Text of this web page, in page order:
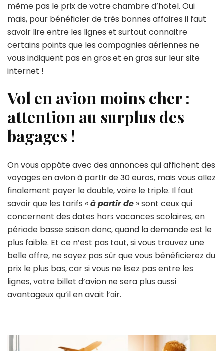
même pas le prix de votre chambre d’hotel. Oui
mais, pour bénéficier de très bonnes affaires il faut
savoir lire entre les lignes et surtout connaitre
certains points que les compagnies aériennes ne
vous indiquent pas en gros et en gras sur leur site
internet !
Vol en avion moins cher :
attention au surplus des
bagages !
On vous appâte avec des annonces qui affichent des
voyages en avion à partir de 30 euros, mais vous allez
finalement payer le double, voire le triple. Il faut
savoir que les tarifs «à partir de » sont ceux qui
concernent des dates hors vacances scolaires, en
période basse saison donc, quand la demande est le
plus faible. Et ce n’est pas tout, si vous trouvez une
belle offre, ne soyez pas sûr que vous bénéficierez du
prix le plus bas, car si vous ne lisez pas entre les
lignes, votre billet d’avion ne sera plus aussi
avantageux qu’il en avait l’air.